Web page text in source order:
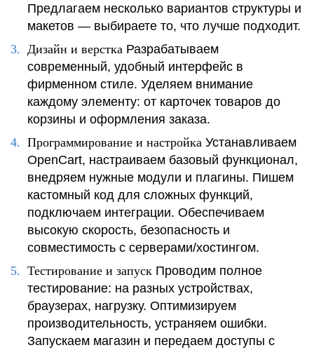
Предлагаем несколько вариантов структуры и
макетов — выбираете то, что лучше подходит.
Дизайн и верстка Разрабатываем
современный, удобный интерфейс в
фирменном стиле. Уделяем внимание
каждому элементу: от карточек товаров до
корзины и оформления заказа.
Программирование и настройка Устанавливаем
OpenCart, настраиваем базовый функционал,
внедряем нужные модули и плагины. Пишем
кастомный код для сложных функций,
подключаем интеграции. Обеспечиваем
высокую скорость, безопасность и
совместимость с серверами/хостингом.
Тестирование и запуск Проводим полное
тестирование: на разных устройствах,
браузерах, нагрузку. Оптимизируем
производительность, устраняем ошибки.
Запускаем магазин и передаем доступы с